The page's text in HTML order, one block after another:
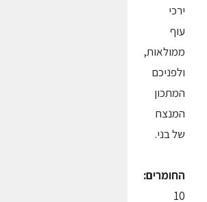
ירכי
עוף
ממולאות,
ולפניכם
המתכון
המנצח
של בני.
החומרים:
10